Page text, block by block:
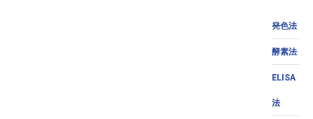
発色法
酵素法
ELISA
法